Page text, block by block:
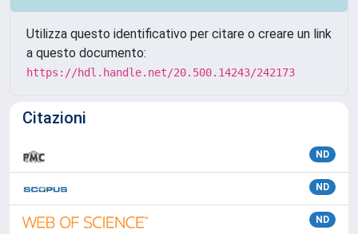
Utilizza questo identificativo per citare o creare un link
a questo documento:
https://hdl.handle.net/20.500.14243/242173
Citazioni
ND
ND
ND